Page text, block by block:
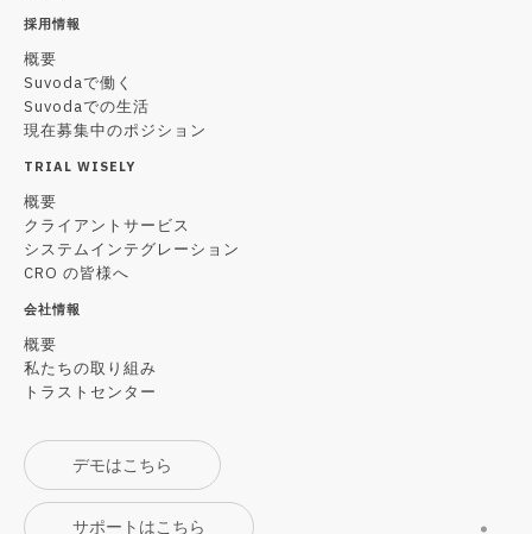
採用情報
概要
Suvodaで働く
Suvodaでの生活
現在募集中のポジション
TRIAL WISELY
概要
クライアントサービス
システムインテグレーション
CRO の皆様へ
会社情報
概要
私たちの取り組み
トラストセンター
デモはこちら
サポートはこちら